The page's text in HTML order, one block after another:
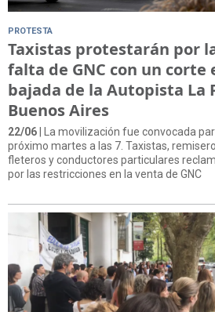
PROTESTA
Taxistas protestarán por
falta de GNC con un corte
bajada de la Autopista La
Buenos Aires
22/06 | La movilización fue convocada
próximo martes a las 7. Taxistas,
fleteros y conductores particulares
por las restricciones en la venta de GNC